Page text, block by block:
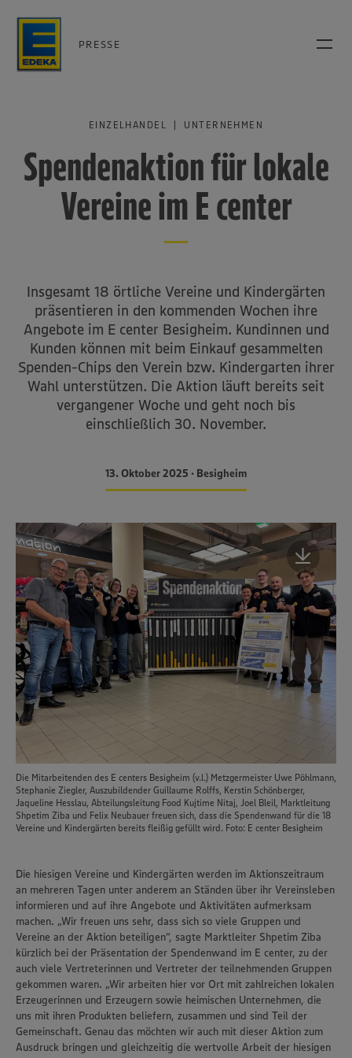
PRESSE
EINZELHANDEL | UNTERNEHMEN
Spendenaktion für lokale
Vereine im E center
Insgesamt 18 örtliche Vereine und Kindergärten
präsentieren in den kommenden Wochen ihre
Angebote im E center Besigheim. Kundinnen und
Kunden können mit beim Einkauf gesammelten
Spenden-Chips den Verein bzw. Kindergarten ihrer
Wahl unterstützen. Die Aktion läuft bereits seit
vergangener Woche und geht noch bis
einschließlich 30. November.
13. Oktober 2025 • Besigheim
Die Mitarbeitenden des E centers Besigheim (v.l.) Metzgermeister Uwe Pöhlmann,
Stephanie Ziegler, Auszubildender Guillaume Rolffs, Kerstin Schönberger,
Jaqueline Hesslau, Abteilungsleitung Food Kujtime Nitaj, Joel Bleil, Marktleitung
Shpetim Ziba und Felix Neubauer freuen sich, dass die Spendenwand für die 18
Vereine und Kindergärten bereits fleißig gefüllt wird. Foto: E center Besigheim
Die hiesigen Vereine und Kindergärten werden im Aktionszeitraum
an mehreren Tagen unter anderem an Ständen über ihr Vereinsleben
informieren und auf ihre Angebote und Aktivitäten aufmerksam
machen. „Wir freuen uns sehr, dass sich so viele Gruppen und
Vereine an der Aktion beteiligen“, sagte Marktleiter Shpetim Ziba
kürzlich bei der Präsentation der Spendenwand im E center, zu der
auch viele Vertreterinnen und Vertreter der teilnehmenden Gruppen
gekommen waren. „Wir arbeiten hier vor Ort mit zahlreichen lokalen
Erzeugerinnen und Erzeugern sowie heimischen Unternehmen, die
uns mit ihren Produkten beliefern, zusammen und sind Teil der
Gemeinschaft. Genau das möchten wir auch mit dieser Aktion zum
Ausdruck bringen und gleichzeitig die wertvolle Arbeit der hiesigen